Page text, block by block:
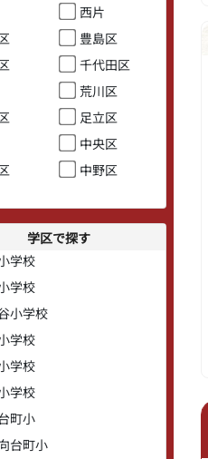
西片
豊島区
千代田区
荒川区
足立区
中央区
中野区
学区で探す
学校
学校
小学校
学校
学校
学校
町小
台町小